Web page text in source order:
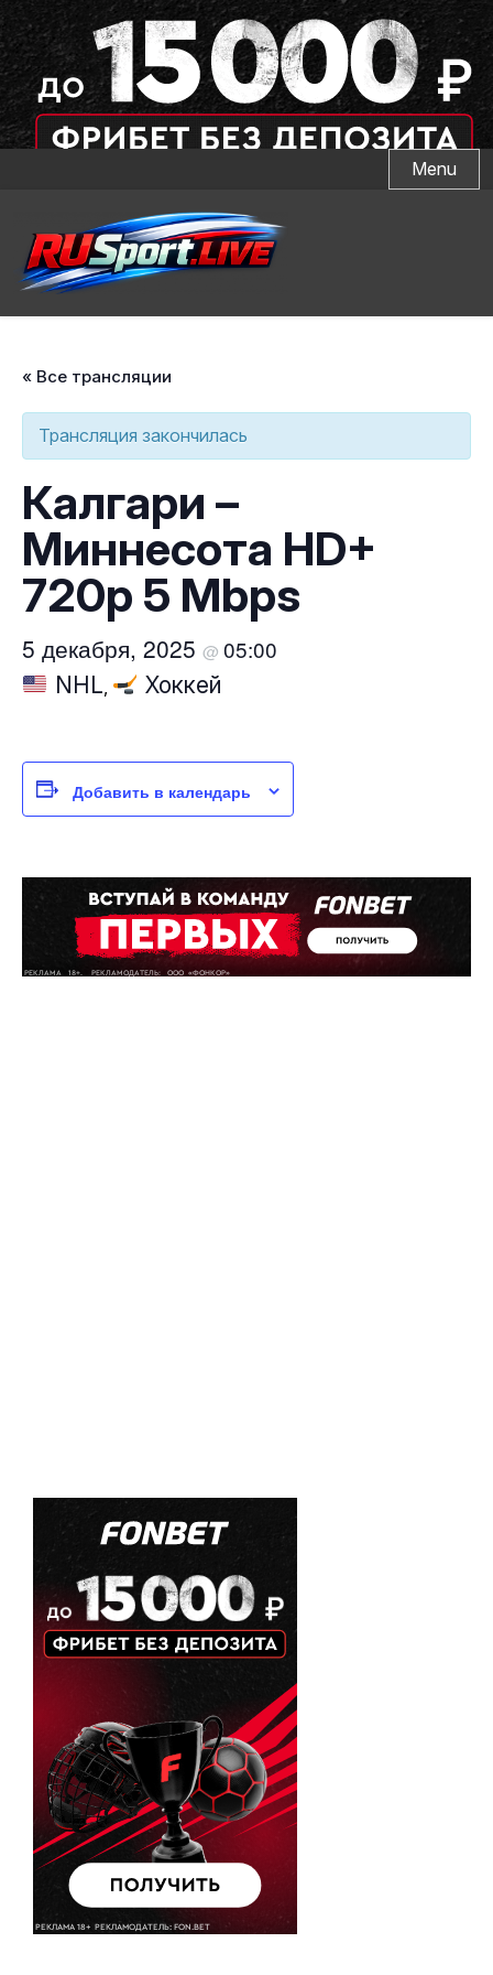
Menu
« Все трансляции
Трансляция закончилась
Калгари –
Миннесота HD+
720p 5 Mbps
5 декабря, 2025 @ 05:00
NHL Хоккей
Добавить в календарь